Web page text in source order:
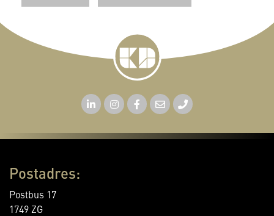
Postadres:
Postbus 17
1749 ZG